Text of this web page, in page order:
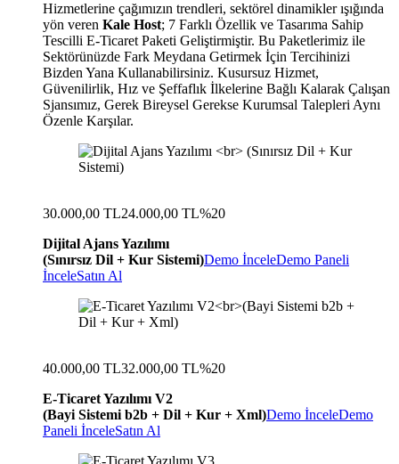
Hizmetlerine çağımızın trendleri, sektörel dinamikler ışığında
yön veren Kale Host; 7 Farklı Özellik ve Tasarıma Sahip
Tescilli E-Ticaret Paketi Geliştirmiştir. Bu Paketlerimiz ile
Sektörünüzde Fark Meydana Getirmek İçin Tercihinizi
Bizden Yana Kullanabilirsiniz. Kusursuz Hizmet,
Güvenilirlik, Hız ve Şeffaflık İlkelerine Bağlı Kalarak Çalışan
Sjansımız, Gerek Bireysel Gerekse Kurumsal Talepleri Aynı
Özenle Karşılar.
30.000,00 TL24.000,00 TL%20
Dijital Ajans Yazılımı
(Sınırsız Dil + Kur Sistemi)Demo İnceleDemo Paneli
İnceleSatın Al
40.000,00 TL32.000,00 TL%20
E-Ticaret Yazılımı V2
(Bayi Sistemi b2b + Dil + Kur + Xml)Demo İnceleDemo
Paneli İnceleSatın Al